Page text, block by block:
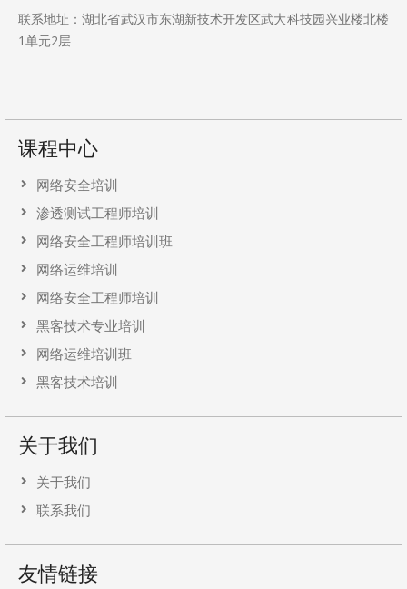
联系地址：湖北省武汉市东湖新技术开发区武大科技园兴业楼北楼
1单元2层
课程中心
网络安全培训
渗透测试工程师培训
网络安全工程师培训班
网络运维培训
网络安全工程师培训
黑客技术专业培训
网络运维培训班
黑客技术培训
关于我们
关于我们
联系我们
友情链接